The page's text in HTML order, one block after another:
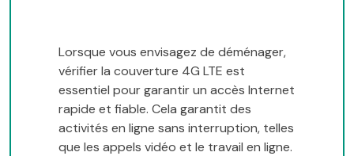
Lorsque vous envisagez de déménager,
vérifier la couverture 4G LTE est
essentiel pour garantir un accès Internet
rapide et fiable. Cela garantit des
activités en ligne sans interruption, telles
que les appels vidéo et le travail en ligne.